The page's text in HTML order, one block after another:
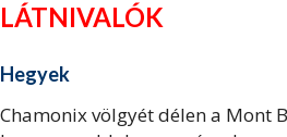
LÁTNIVALÓK
Hegyek
Chamonix völgyét délen a Mont